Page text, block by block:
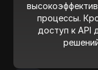
процессы.
доступ к API